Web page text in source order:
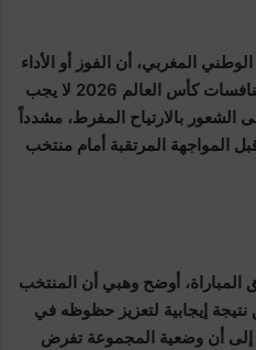
المغربي، أن الفوز أو الأداء
الجيد في المباراة الأولى ضمن منافسات كأس العالم 2026 لا يجب
الشعور بالارتياح المفرط، مشدداً
المواجهة المرتقبة أمام منتخب
المباراة، أوضح وهبي أن المنتخب
إيجابية لتعزيز حظوظه في
إلى أن وضعية المجموعة تفرض